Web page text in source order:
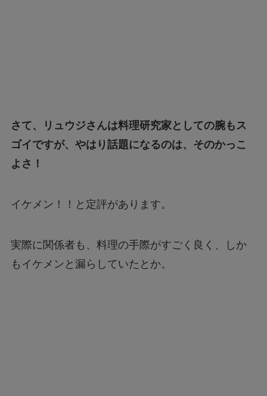
さて、リュウジさんは料理研究家としての腕もス
ゴイですが、やはり話題になるのは、そのかっこ
よさ！
イケメン！！と定評があります。
実際に関係者も、料理の手際がすごく良く、しか
もイケメンと漏らしていたとか。